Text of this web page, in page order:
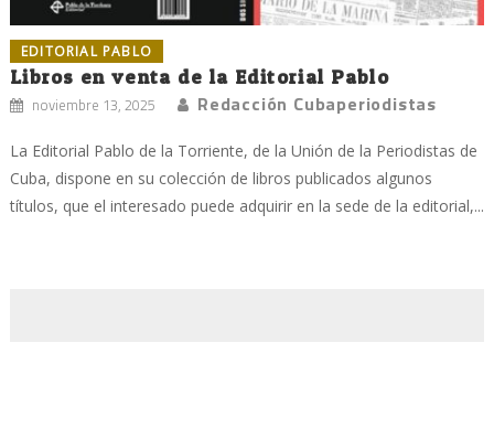
EDITORIAL PABLO
Libros en venta de la Editorial Pablo
noviembre 13, 2025 Redacción Cubaperiodistas
La Editorial Pablo de la Torriente, de la Unión de la Periodistas de
Cuba, dispone en su colección de libros publicados algunos
títulos, que el interesado puede adquirir en la sede de la editorial,...